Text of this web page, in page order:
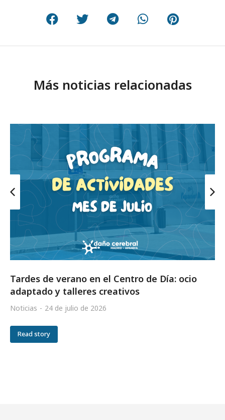
Más noticias relacionadas
Tardes de verano en el Centro de Día: ocio
adaptado y talleres creativos
Noticias 24 de julio de 2026
Read story